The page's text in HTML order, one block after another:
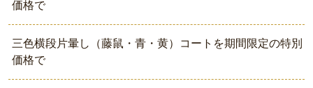
価格で
三色横段片暈し（藤鼠・青・黄）コートを期間限定の特別
価格で